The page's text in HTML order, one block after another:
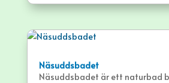
post som du finner här:
Näsuddsbadet
Näsuddsbadet är ett naturbad